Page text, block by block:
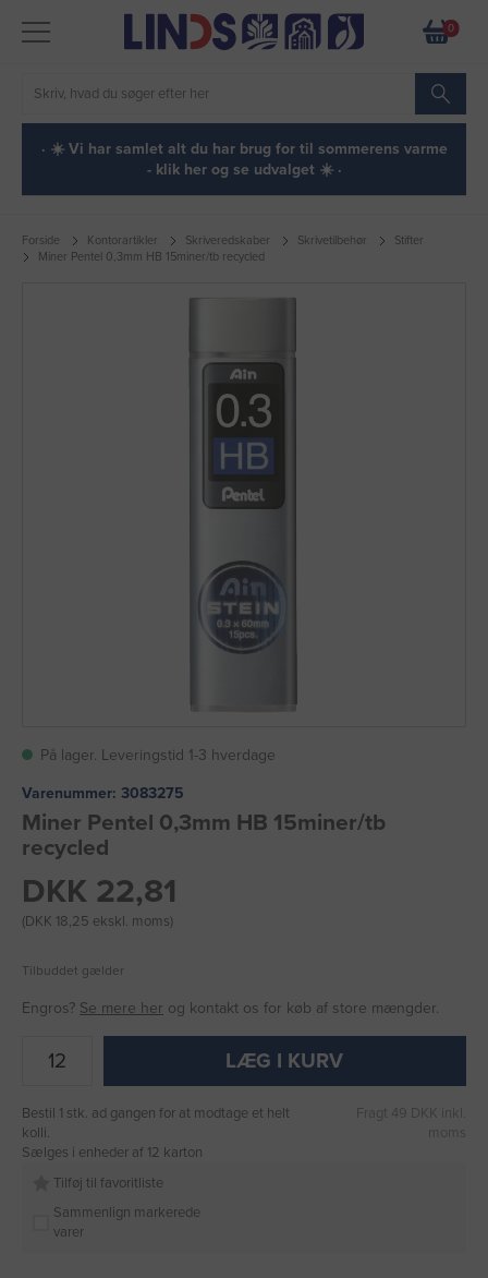
0
· ☀️ Vi har samlet alt du har brug for til sommerens varme
- klik her og se udvalget ☀️ ·
Forside Kontorartikler Skriveredskaber Skrivetilbehør
Stifter
Miner Pentel 0,3mm HB 15miner/tb recycled
På lager. Leveringstid 1-3 hverdage
Varenummer: 3083275
Miner Pentel 0,3mm HB 15miner/tb
recycled
DKK 22,81
(DKK 18,25 ekskl. moms)
Tilbuddet gælder
Engros? Se mere her og kontakt os for køb af store mængder.
LÆG I KURV
Bestil 1 stk. ad gangen for at modtage et helt
kolli.
Sælges i enheder af 12 karton
Fragt 49 DKK inkl.
moms
Tilføj til favoritliste
Sammenlign markerede
varer